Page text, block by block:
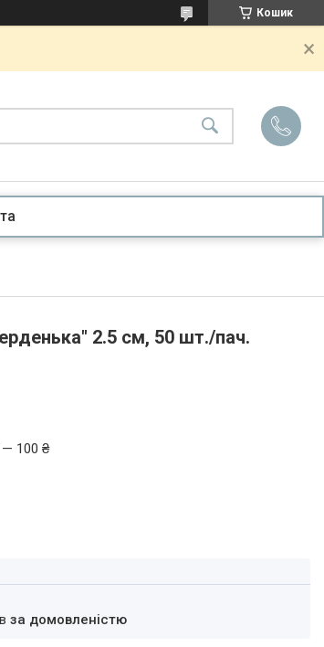
Кошик
2.5 см, 50 шт./пач.
— 100 ₴
за домовленістю